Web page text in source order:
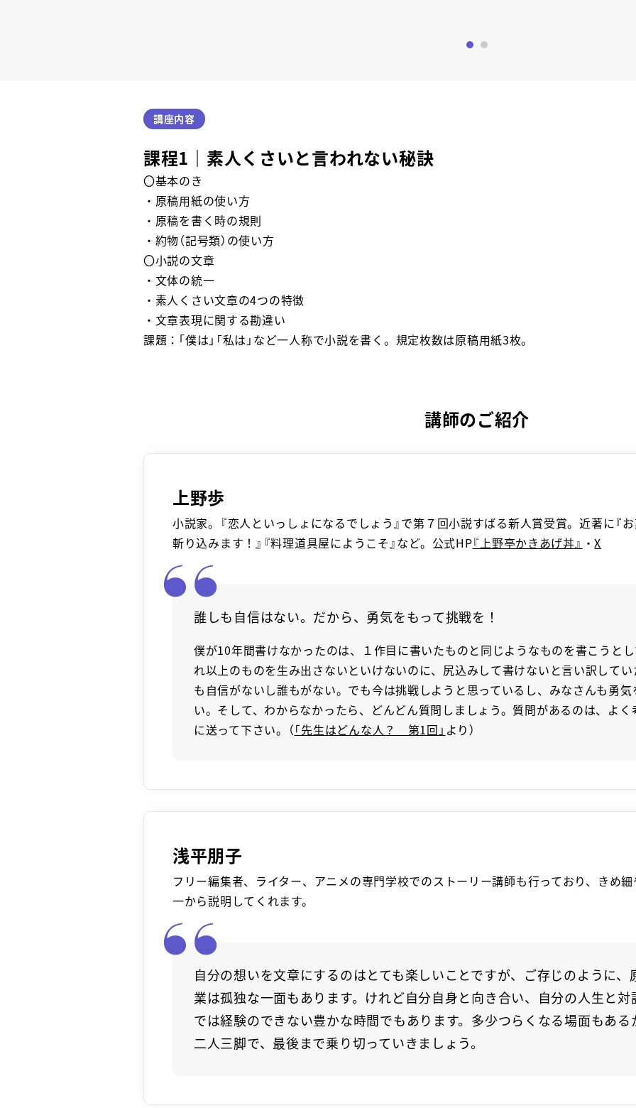
講座内容
課程1｜素人くさいと言われない秘訣
〇基本のき
・原稿用紙の使い方
・原稿を書く時の規則
・約物（記号類）の使い方
〇小説の文章
・文体の統一
・素人くさい文章の4つの特徴
・文章表現に関する勘違い
課題：｢僕は」「私は」など一人称で小説を書く。規定枚数は原稿用紙3枚。
講師のご紹介
上野歩
小説家。『恋人といっしょになるでしょう』で第７回小説すばる新人賞受賞。近著に『
斬り込みます！』『料理道具屋にようこそ』など。公式HP『上野亭かきあげ丼』 ・X
誰しも自信はない。だから、勇気をもって挑戦を！
僕が10年間書けなかったのは、１作目に書いたものと同じようなものを書こうと
れ以上のものを生み出さないといけないのに、尻込みして書けないと言い訳して
も自信がないし誰もがない。でも今は挑戦しようと思っているし、みなさんも勇
い。そして、わからなかったら、どんどん質問しましょう。質問があるのは、よ
に送って下さい。（「先生はどんな人？ 第1回」 より）
浅平朋子
フリー編集者、ライター、アニメの専門学校でのストーリー講師も行っており、きめ
一から説明してくれます。
自分の想いを文章にするのはとても楽しいことですが、ご存じのように
業は孤独な一面もあります。けれど自分自身と向き合い、自分の人生と
では経験のできない豊かな時間でもあります。多少つらくなる場面もあ
二人三脚で、最後まで乗り切っていきましょう。